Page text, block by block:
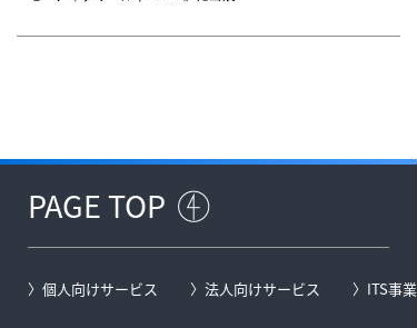
PAGE TOP
個人向けサービス 法人向けサービス ITS事業